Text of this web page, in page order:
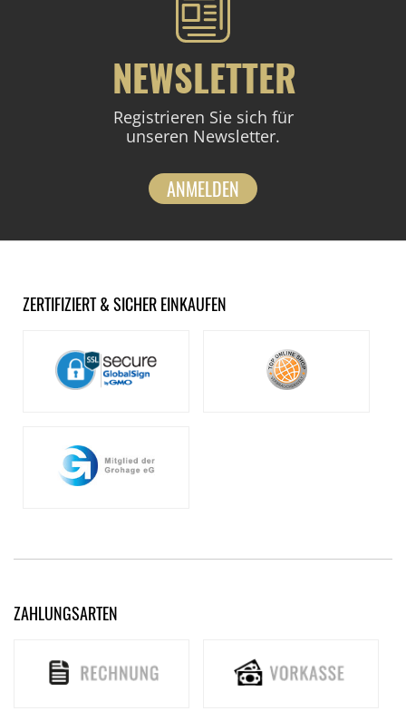
NEWSLETTER
Registrieren Sie sich für
unseren Newsletter.
ANMELDEN
ZERTIFIZIERT & SICHER EINKAUFEN
ZAHLUNGSARTEN